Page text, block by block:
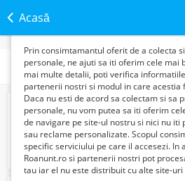
Acasă
160 Lei
functie de interesele si nevoile tale. De
date sunt folosite pentru analizarea
Prin consimtamantul oferit de a colecta
personale, ne ajuti sa iti oferim cele mai
mai multe detalii, poti verifica
partenerii nostri si modul in care acestia
Daca nu esti de acord sa colectam si sa
personale, nu vom putea sa iti oferim
de navigare pe site-ul nostru si nici nu iti
sau reclame personalizate. Scopul
specific serviciului pe care il accesezi. In
Roanunt.ro si partenerii nostri pot
tau iar el nu este distribuit cu alte site-